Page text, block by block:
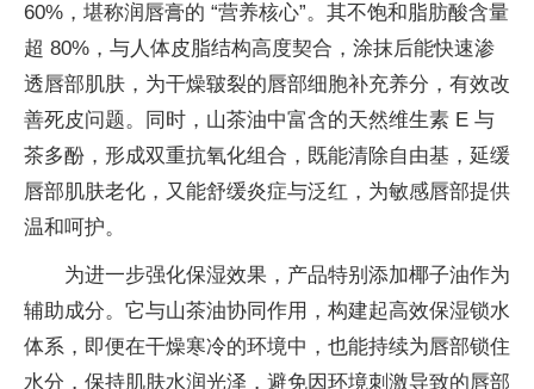
60%，堪称润唇膏的 “营养核心”。其不饱和脂肪酸含量
超 80%，与人体皮脂结构高度契合，涂抹后能快速渗
透唇部肌肤，为干燥皲裂的唇部细胞补充养分，有效改
善死皮问题。同时，山茶油中富含的天然维生素 E 与
茶多酚，形成双重抗氧化组合，既能清除自由基，延缓
唇部肌肤老化，又能舒缓炎症与泛红，为敏感唇部提供
温和呵护。
为进一步强化保湿效果，产品特别添加椰子油作为
辅助成分。它与山茶油协同作用，构建起高效保湿锁水
体系，即便在干燥寒冷的环境中，也能持续为唇部锁住
水分，保持肌肤水润光泽，避免因环境刺激导致的唇部